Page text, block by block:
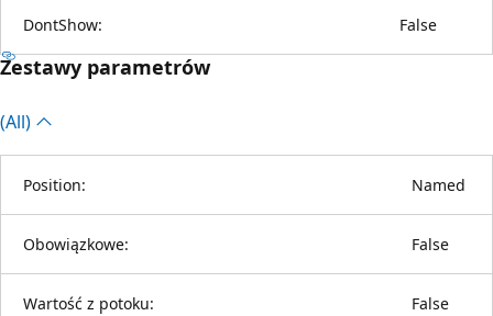
DontShow: False
Zestawy parametrów
(All)
Position: Named
Obowiązkowe: False
Wartość z potoku: False